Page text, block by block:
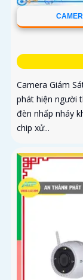
Camera Giám
phát hiện người
đèn nhấp nháy
chip xử...